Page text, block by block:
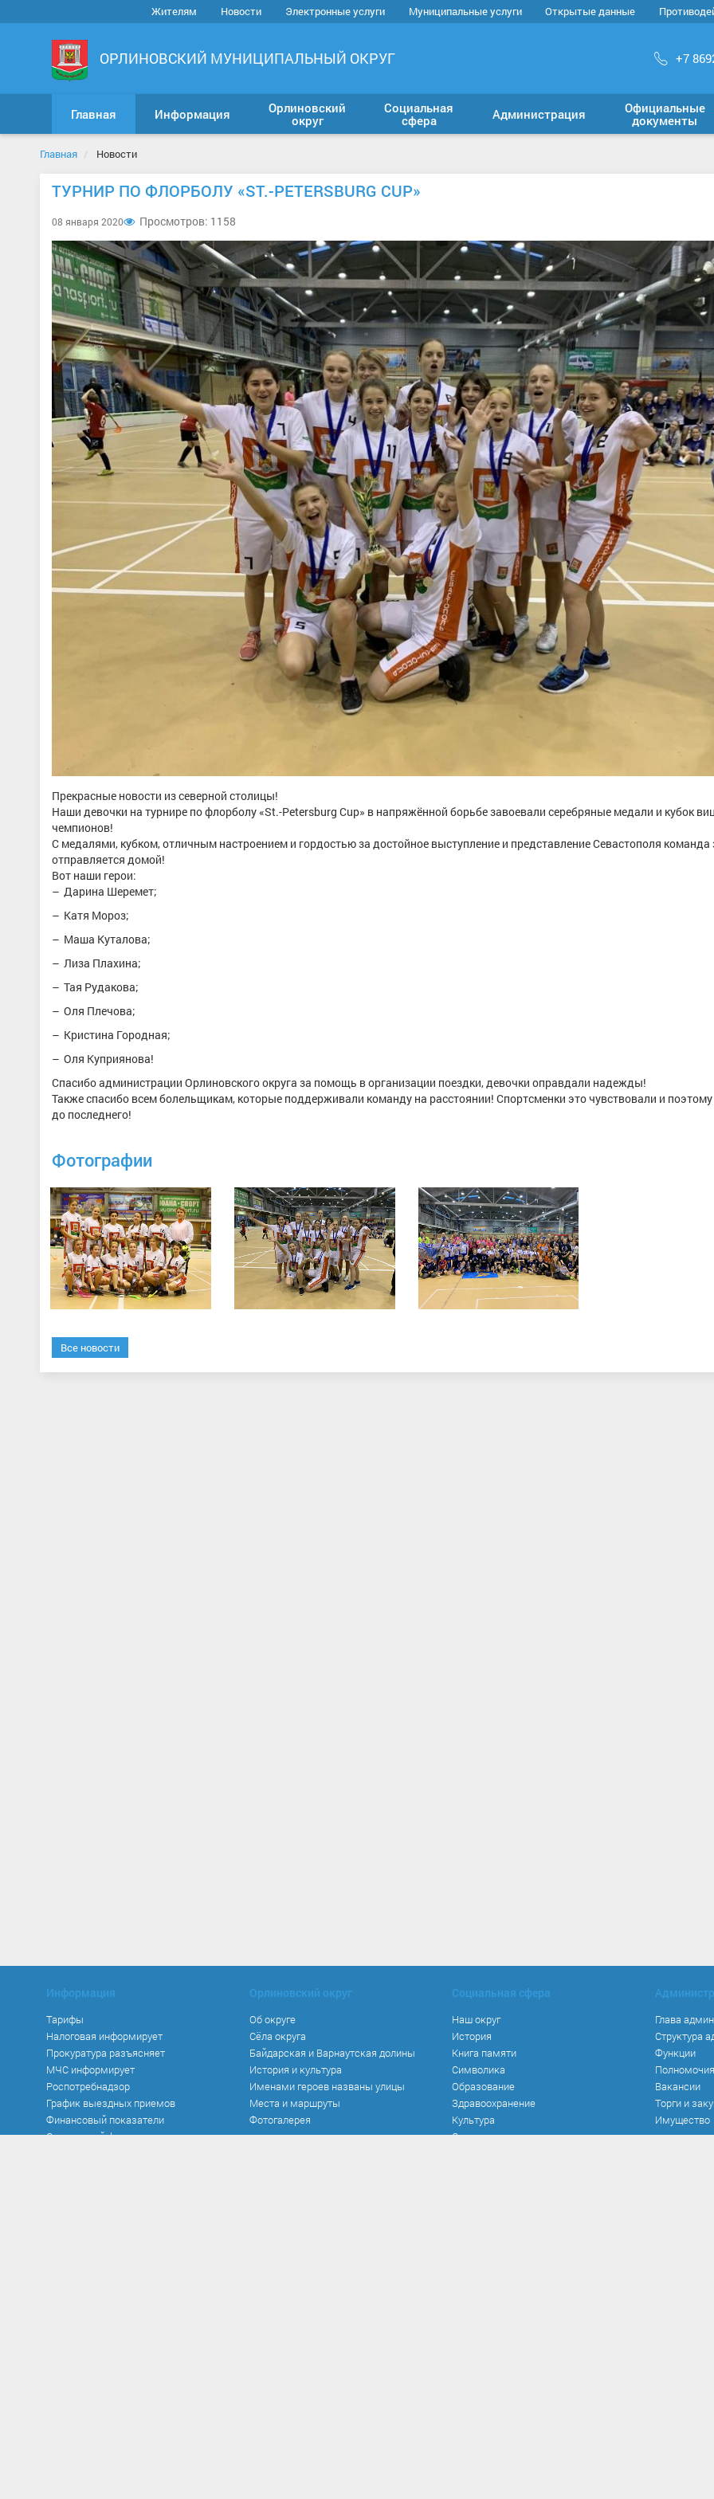
Жителям Новости Электронные услуги Муниципальные услуги Открытые данные
ОРЛИНОВСКИЙ МУНИЦИПАЛЬНЫЙ ОКРУГ +7
Главная Информация
Орлиновский
округ
Социальная
сфера
Администрация
Официальные
документы
Главная Новости
ТУРНИР ПО ФЛОРБОЛУ «ST.-PETERSBURG CUP»
08 января 2020 Просмотров: 1158
Прекрасные новости из северной столицы!
Наши девочки на турнире по флорболу «St.-Petersburg Cup» в напряжённой борьбе завоевали серебряные медали и кубок
чемпионов!
С медалями, кубком, отличным настроением и гордостью за достойное выступление и представление Севастополя команда
отправляется домой!
Вот наши герои:
Дарина Шеремет;
Катя Мороз;
Маша Куталова;
Лиза Плахина;
Тая Рудакова;
Оля Плечова;
Кристина Городная;
Оля Куприянова!
Спасибо администрации Орлиновского округа за помощь в организации поездки, девочки оправдали надежды!
Также спасибо всем болельщикам, которые поддерживали команду на расстоянии! Спортсменки это чувствовали и
до последнего!
Фотографии
Все новости
Информация
Тарифы
Налоговая информирует
Прокуратура разъясняет
МЧС информирует
Роспотребнадзор
График выездных приемов
Финансовый показатели
Социальный фонд
Орлиновский округ
Об округе
Сёла округа
Байдарская и Варнаутская долины
История и культура
Именами героев названы улицы
Места и маршруты
Фотогалерея
Социальная сфера
Наш округ
История
Книга памяти
Символика
Образование
Здравоохранение
Культура
Спорт
Глава
Структура
Функции
Полномочия
Вакансии
Торги и
Имущество